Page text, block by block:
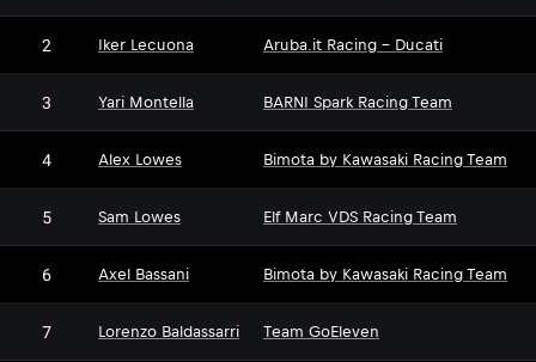
2 Iker Lecuona Aruba.it Racing - Ducati
3 Yari Montella BARNI Spark Racing Team
4 Alex Lowes Bimota by Kawasaki Racing Team
5 Sam Lowes Elf Marc VDS Racing Team
6 Axel Bassani Bimota by Kawasaki Racing Team
7 Lorenzo Baldassarri Team GoEleven